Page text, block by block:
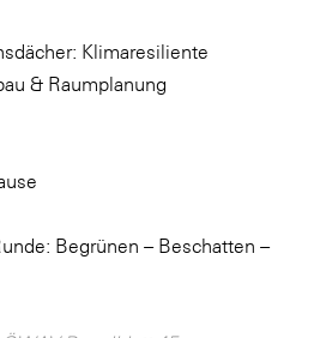
Klimaresiliente
& Raumplanung
Begrünen – Beschatten –